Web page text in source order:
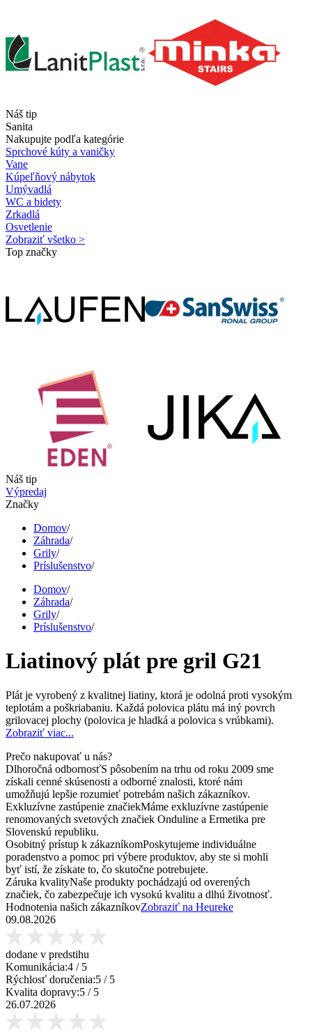
Náš tip
Sanita
Nakupujte podľa kategórie
Sprchové kúty a vaničky
Vane
Kúpeľňový nábytok
Umývadlá
WC a bidety
Zrkadlá
Osvetlenie
Zobraziť všetko >
Top značky
Náš tip
Výpredaj
Značky
Domov/
Záhrada/
Grily/
Príslušenstvo/
Domov/
Záhrada/
Grily/
Príslušenstvo/
Liatinový plát pre gril G21
Plát je vyrobený z kvalitnej liatiny, ktorá je odolná proti vysokým
teplotám a poškriabaniu. Každá polovica plátu má iný povrch
grilovacej plochy (polovica je hladká a polovica s vrúbkami).
Zobraziť viac...
Prečo nakupovať u nás?
Dlhoročná odbornosťS pôsobením na trhu od roku 2009 sme
získali cenné skúsenosti a odborné znalosti, ktoré nám
umožňujú lepšie rozumieť potrebám našich zákazníkov.
Exkluzívne zastúpenie značiekMáme exkluzívne zastúpenie
renomovaných svetových značiek Onduline a Ermetika pre
Slovenskú republiku.
Osobitný prístup k zákazníkomPoskytujeme individuálne
poradenstvo a pomoc pri výbere produktov, aby ste si mohli
byť istí, že získate to, čo skutočne potrebujete.
Záruka kvalityNaše produkty pochádzajú od overených
značiek, čo zabezpečuje ich vysokú kvalitu a dlhú životnosť.
Hodnotenia našich zákazníkovZobraziť na Heureke
09.08.2026
dodane v predstihu
Komunikácia:4 / 5
Rýchlosť doručenia:5 / 5
Kvalita dopravy:5 / 5
26.07.2026